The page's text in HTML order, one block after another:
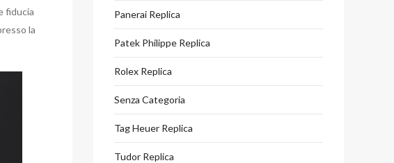
fiducia
la
Panerai Replica
Patek Philippe Replica
Rolex Replica
Senza Categoria
Tag Heuer Replica
Tudor Replica